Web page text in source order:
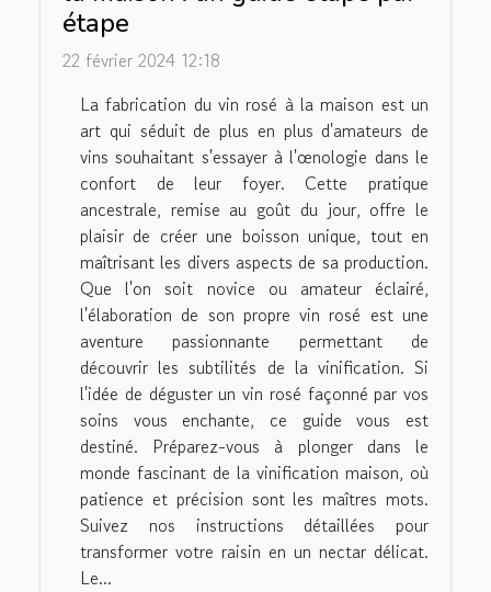
étape
22 février 2024 12:18
La fabrication du vin rosé à la maison est un
art qui séduit de plus en plus d'amateurs de
vins souhaitant s'essayer à l'œnologie dans le
confort de leur foyer. Cette pratique
ancestrale, remise au goût du jour, offre le
plaisir de créer une boisson unique, tout en
maîtrisant les divers aspects de sa production.
Que l'on soit novice ou amateur éclairé,
l'élaboration de son propre vin rosé est une
aventure passionnante permettant de
découvrir les subtilités de la vinification. Si
l'idée de déguster un vin rosé façonné par vos
soins vous enchante, ce guide vous est
destiné. Préparez-vous à plonger dans le
monde fascinant de la vinification maison, où
patience et précision sont les maîtres mots.
Suivez nos instructions détaillées pour
transformer votre raisin en un nectar délicat.
Le...